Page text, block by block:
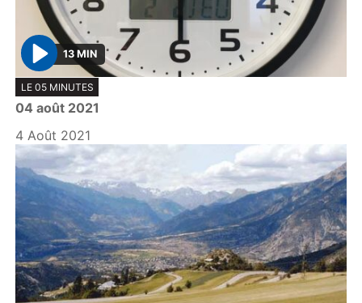
P
l
a
y
13 MIN
LE 05 MINUTES
04 août 2021
4 Août 2021